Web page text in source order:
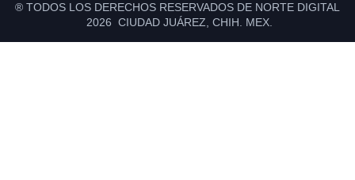
® TODOS LOS DERECHOS RESERVADOS DE NORTE DIGITAL
2026 CIUDAD JUÁREZ, CHIH. MEX.